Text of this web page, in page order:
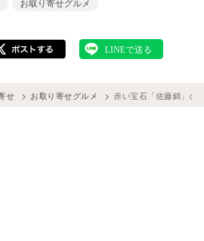
お取り寄せグルメ
せ お取り寄せグルメ 赤い宝石「佐藤錦」の